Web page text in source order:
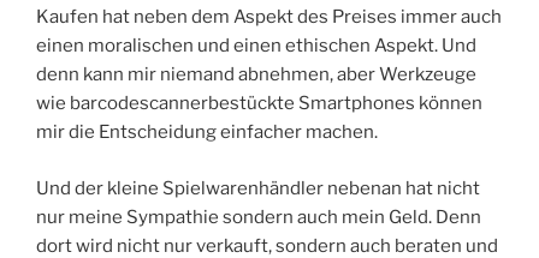
Kaufen hat neben dem Aspekt des Preises immer auch
einen moralischen und einen ethischen Aspekt. Und
denn kann mir niemand abnehmen, aber Werkzeuge
wie barcodescannerbestückte Smartphones können
mir die Entscheidung einfacher machen.
Und der kleine Spielwarenhändler nebenan hat nicht
nur meine Sympathie sondern auch mein Geld. Denn
dort wird nicht nur verkauft, sondern auch beraten und